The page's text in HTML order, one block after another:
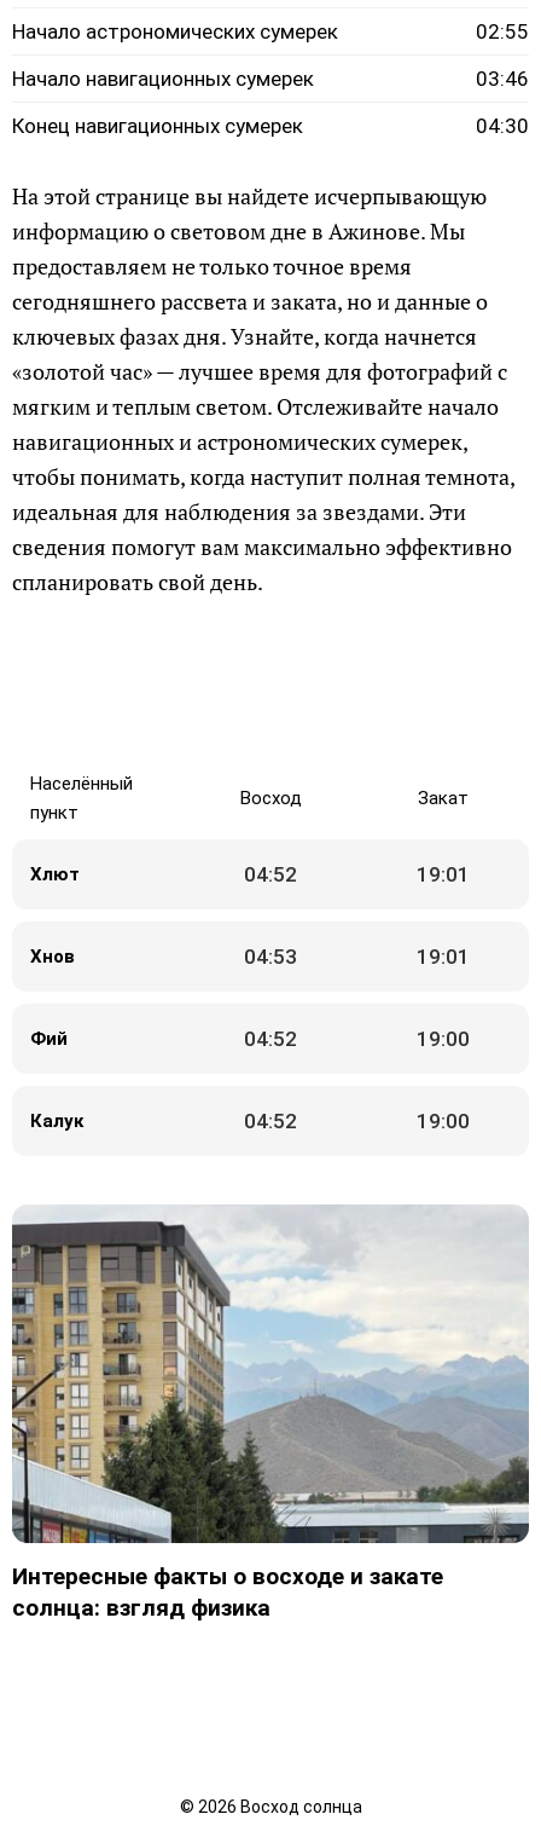
Начало астрономических сумерек
02:55
Начало навигационных сумерек
03:46
Конец навигационных сумерек
04:30
На этой странице вы найдете исчерпывающую
информацию о световом дне в Ажинове. Мы
предоставляем не только точное время
сегодняшнего рассвета и заката, но и данные о
ключевых фазах дня. Узнайте, когда начнется
«золотой час» — лучшее время для фотографий с
мягким и теплым светом. Отслеживайте начало
навигационных и астрономических сумерек,
чтобы понимать, когда наступит полная темнота,
идеальная для наблюдения за звездами. Эти
сведения помогут вам максимально эффективно
спланировать свой день.
Населённый
пункт
Восход Закат
Хлют 04:52 19:01
Хнов 04:53 19:01
Фий 04:52 19:00
Калук 04:52 19:00
Интересные факты о восходе и закате
солнца: взгляд физика
© 2026 Восход солнца